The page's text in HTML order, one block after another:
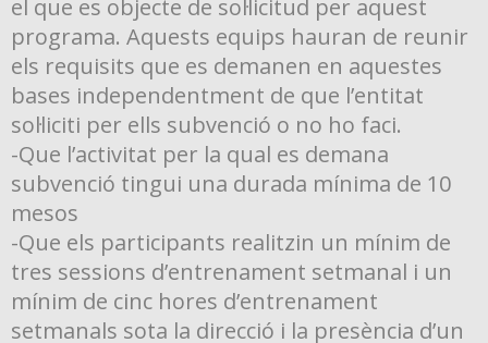
el que es objecte de sol·licitud per aquest
programa. Aquests equips hauran de reunir
els requisits que es demanen en aquestes
bases independentment de que l’entitat
sol·liciti per ells subvenció o no ho faci.
-Que l’activitat per la qual es demana
subvenció tingui una durada mínima de 10
mesos
-Que els participants realitzin un mínim de
tres sessions d’entrenament setmanal i un
mínim de cinc hores d’entrenament
setmanals sota la direcció i la presència d’un